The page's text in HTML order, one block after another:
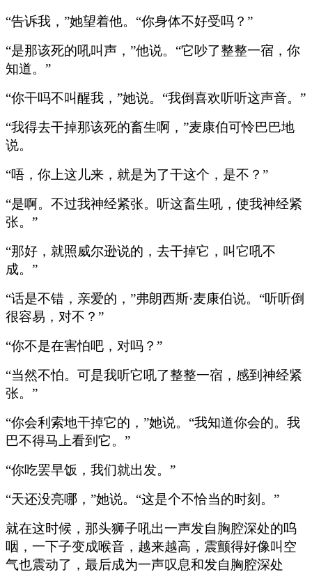
“告诉我，”她望着他。“你身体不好受吗？”
“是那该死的吼叫声，”他说。“它吵了整整一宿，你
知道。”
“你干吗不叫醒我，”她说。“我倒喜欢听听这声音。”
“我得去干掉那该死的畜生啊，”麦康伯可怜巴巴地
说。
“唔，你上这儿来，就是为了干这个，是不？”
“是啊。不过我神经紧张。听这畜生吼，使我神经紧
张。”
“那好，就照威尔逊说的，去干掉它，叫它吼不
成。”
“话是不错，亲爱的，”弗朗西斯·麦康伯说。“听听倒
很容易，对不？”
“你不是在害怕吧，对吗？”
“当然不怕。可是我听它吼了整整一宿，感到神经紧
张。”
“你会利索地干掉它的，”她说。“我知道你会的。我
巴不得马上看到它。”
“你吃罢早饭，我们就出发。”
“天还没亮哪，”她说。“这是个不恰当的时刻。”
就在这时候，那头狮子吼出一声发自胸腔深处的呜
咽，一下子变成喉音，越来越高，震颤得好像叫空
气也震动了，最后成为一声叹息和发自胸腔深处